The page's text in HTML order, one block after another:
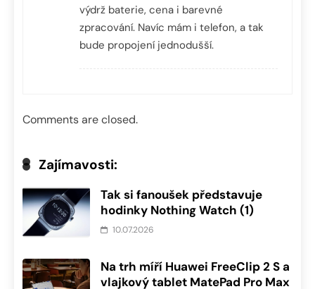
výdrž baterie, cena i barevné
zpracování. Navíc mám i telefon, a tak
bude propojení jednodušší.
Comments are closed.
Zajímavosti:
Tak si fanoušek představuje
hodinky Nothing Watch (1)
10.07.2026
Na trh míří Huawei FreeClip 2 S a
vlajkový tablet MatePad Pro Max